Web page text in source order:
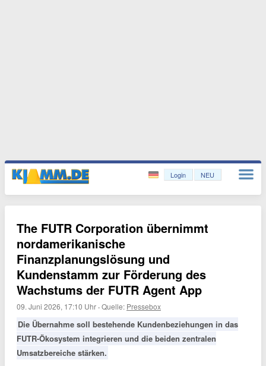
Login NEU
The FUTR Corporation übernimmt
nordamerikanische
Finanzplanungslösung und
Kundenstamm zur Förderung des
Wachstums der FUTR Agent App
09. Juni 2026, 17:10 Uhr ·Quelle: Pressebox
Die Übernahme soll bestehende Kundenbeziehungen in das
FUTR-Ökosystem integrieren und die beiden zentralen
Umsatzbereiche stärken.